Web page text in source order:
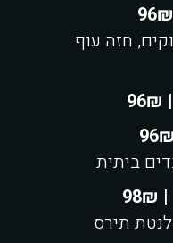
חזה עוף
ביתית
תירס